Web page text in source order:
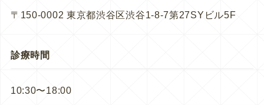
〒150-0002 東京都渋谷区渋谷1-8-7第27SYビル5F
診療時間
10:30〜18:00